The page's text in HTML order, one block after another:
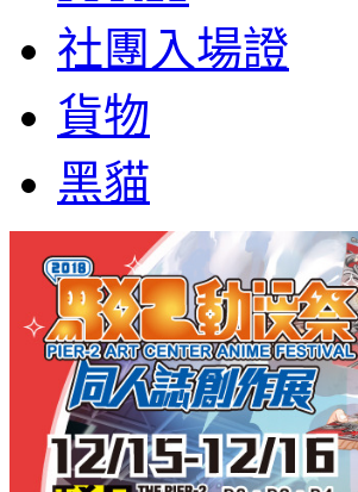
社團入場證
貨物
黑貓